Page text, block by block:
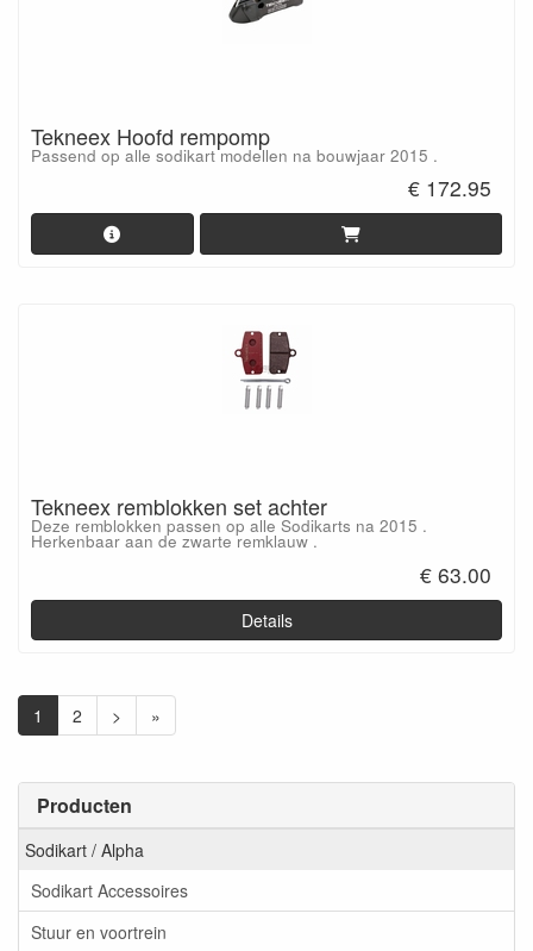
Producten
Sodikart / Alpha
Sodikart Accessoires
Stuur en voortrein
Tekneex Hoofd rempomp
Passend op alle sodikart modellen na bouwjaar 2015 .
€ 172.95
Tekneex remblokken set achter
Deze remblokken passen op alle Sodikarts na 2015 .
Herkenbaar aan de zwarte remklauw .
€ 63.00
Details
1 2 > »